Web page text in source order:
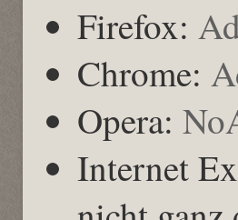
Firefox:
Chrome:
Opera:
Internet